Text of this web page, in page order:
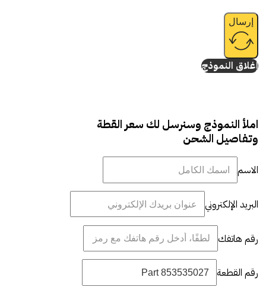
إرسال
إغلاق النموذج
املأ النموذج وسنرسل لك سعر القطة
وتفاصيل الشحن
الاسم
البريد الإلكتروني
رقم هاتفك
رقم القطعة